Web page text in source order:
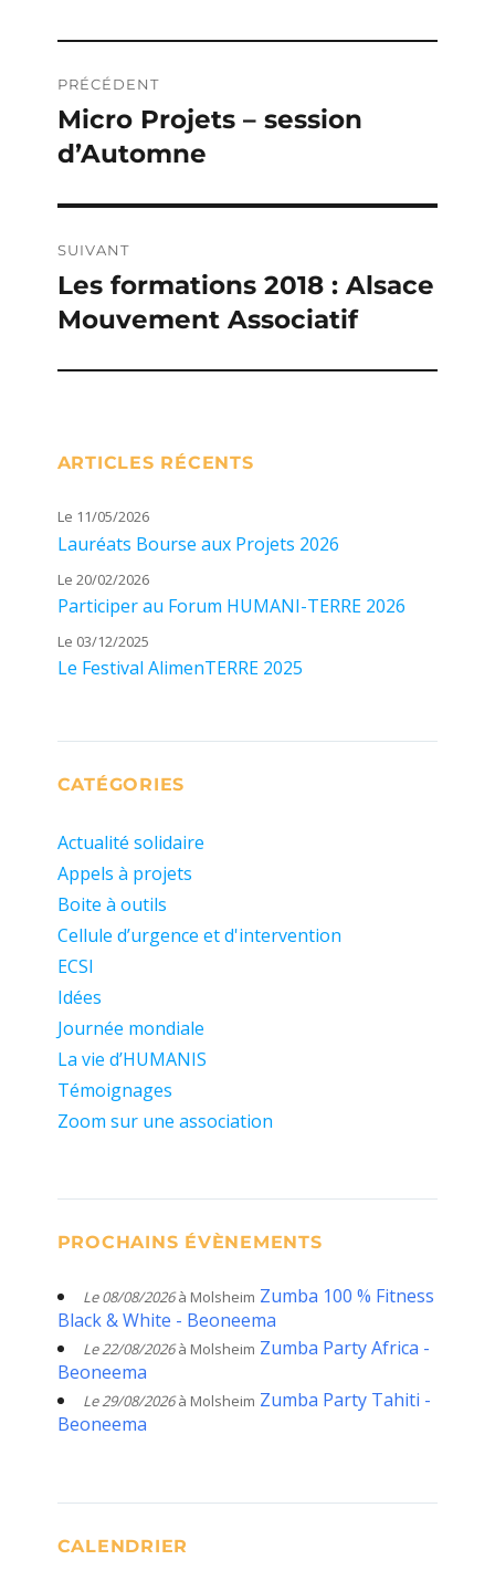
de
l’article
PRÉCÉDENT
Publication
précédente :
Micro Projets – session
d’Automne
SUIVANT
Publication
suivante :
Les formations 2018 : Alsace
Mouvement Associatif
ARTICLES RÉCENTS
Le 11/05/2026
Lauréats Bourse aux Projets 2026
Le 20/02/2026
Participer au Forum HUMANI-TERRE 2026
Le 03/12/2025
Le Festival AlimenTERRE 2025
CATÉGORIES
Actualité solidaire
Appels à projets
Boite à outils
Cellule d’urgence et d'intervention
ECSI
Idées
Journée mondiale
La vie d’HUMANIS
Témoignages
Zoom sur une association
PROCHAINS ÉVÈNEMENTS
Le 08/08/2026à Molsheim Zumba 100 % Fitness
Black & White - Beoneema
Le 22/08/2026à Molsheim Zumba Party Africa -
Beoneema
Le 29/08/2026à Molsheim Zumba Party Tahiti -
Beoneema
CALENDRIER